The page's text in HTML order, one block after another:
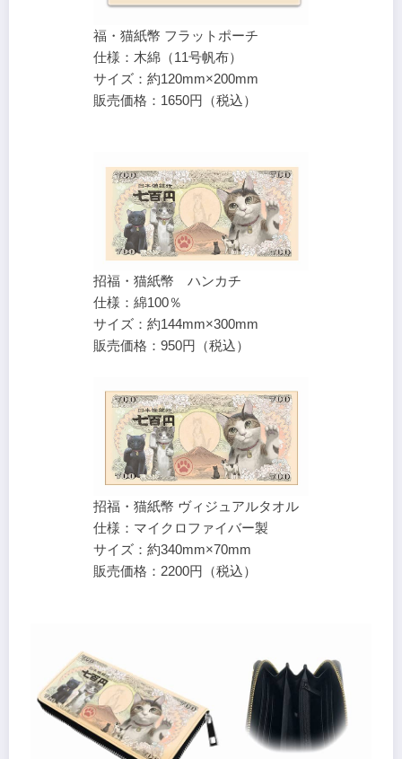
福・猫紙幣 フラットポーチ
仕様：木綿（11号帆布）
サイズ：約120mm×200mm
販売価格：1650円（税込）
招福・猫紙幣 ハンカチ
仕様：綿100％
サイズ：約144mm×300mm
販売価格：950円（税込）
招福・猫紙幣 ヴィジュアルタオル
仕様：マイクロファイバー製
サイズ：約340mm×70mm
販売価格：2200円（税込）